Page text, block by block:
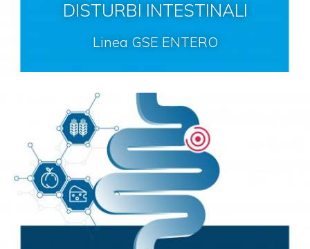
DISTURBI INTESTINALI
Linea GSE ENTERO